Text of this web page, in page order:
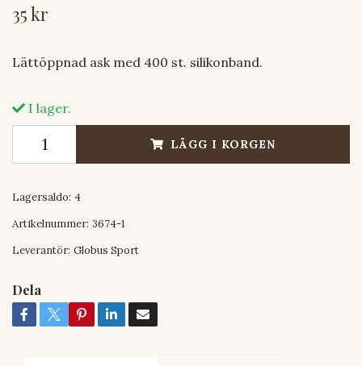
35 kr
Lättöppnad ask med 400 st. silikonband.
I lager.
LÄGG I KORGEN
Lagersaldo: 4
Artikelnummer: 3674-1
Leverantör: Globus Sport
Dela